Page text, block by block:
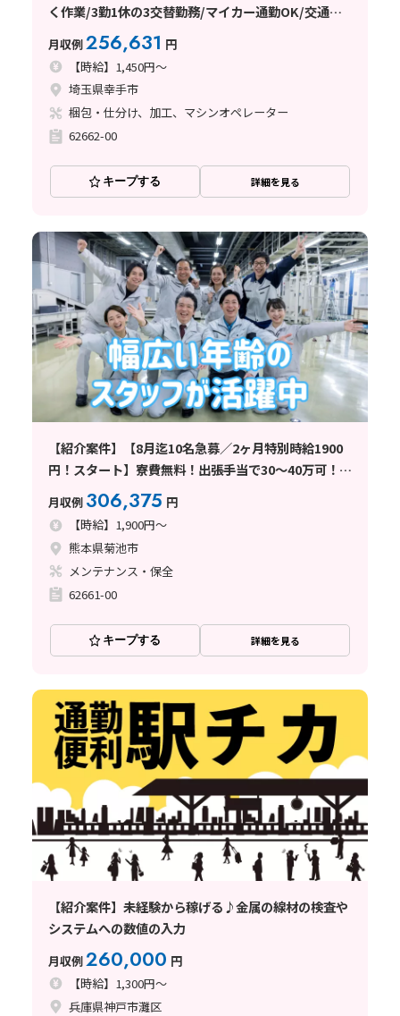
く作業/3勤1休の3交替勤務/マイカー通勤OK/交通費
支給あり/日払い・週払い制度あり
月収例256,631 円
【時給】1,450円～
埼玉県幸手市
梱包・仕分け、加工、マシンオペレーター
62662-00
キープする 詳細を見る
【紹介案件】【8月迄10名急募／2ヶ月特別時給1900
円！スタート】寮費無料！出張手当で30～40万可！英
月収例 306,375 円
【時給】1,900円～
熊本県菊池市
メンテナンス・保全
62661-00
キープする 詳細を見る
【紹介案件】未経験から稼げる♪金属の線材の検査や
システムへの数値の入力
月収例260,000 円
【時給】1,300円～
兵庫県神戸市灘区